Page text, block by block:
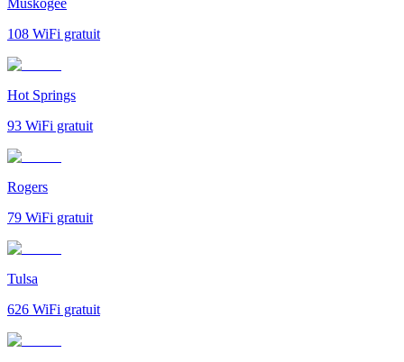
108 WiFi gratuit
Hot Springs
93 WiFi gratuit
Rogers
79 WiFi gratuit
Tulsa
626 WiFi gratuit